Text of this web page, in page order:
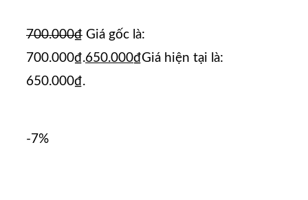
700.000₫ Giá gốc là:
700.000₫.650.000₫Giá hiện tại là:
650.000₫.
-7%